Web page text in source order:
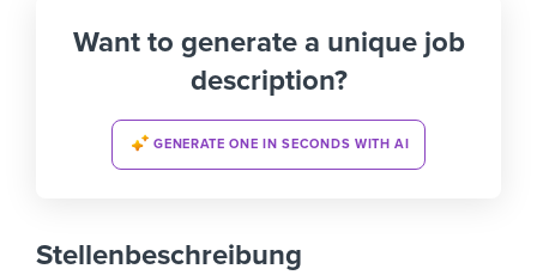
Want to generate a unique job
description?
GENERATE ONE IN SECONDS WITH AI
Stellenbeschreibung